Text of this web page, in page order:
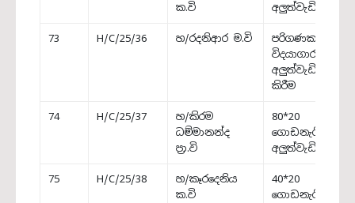
ක.වි
අලුත්වැඩියාව
73 H/C/25/36 හ/රදනිආර ම.වි
පරිගණක
විදයාගාරය
අලුත්වැඩියා
කිරීම
74 H/C/25/37
හ/කිරම
ධම්මානන්ද
ප්‍රා.වි
80*20
ගොඩනැගිල්ල
අලුත්වැඩියාව
75 H/C/25/38
හ/කෑරදෙනිය
ක.වි
40*20
ගොඩනැගිල්ල